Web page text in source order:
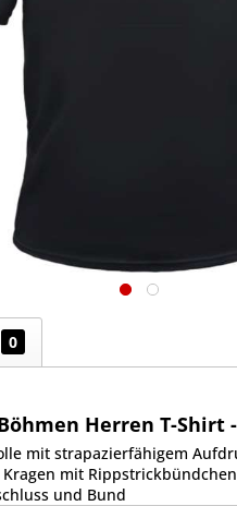
0
Herren T-Shirt
mit strapazierfähigem
Kragen mit
und Bund